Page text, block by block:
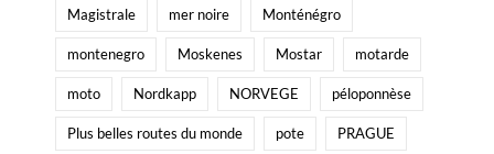
Magistrale mer noire Monténégro
montenegro Moskenes Mostar motarde
moto Nordkapp NORVEGE péloponnèse
Plus belles routes du monde pote PRAGUE